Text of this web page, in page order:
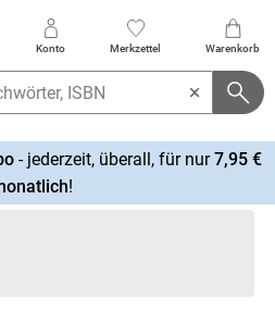
Konto Merkzettel Warenkorb
- jederzeit, überall, für nur7,95 €
!